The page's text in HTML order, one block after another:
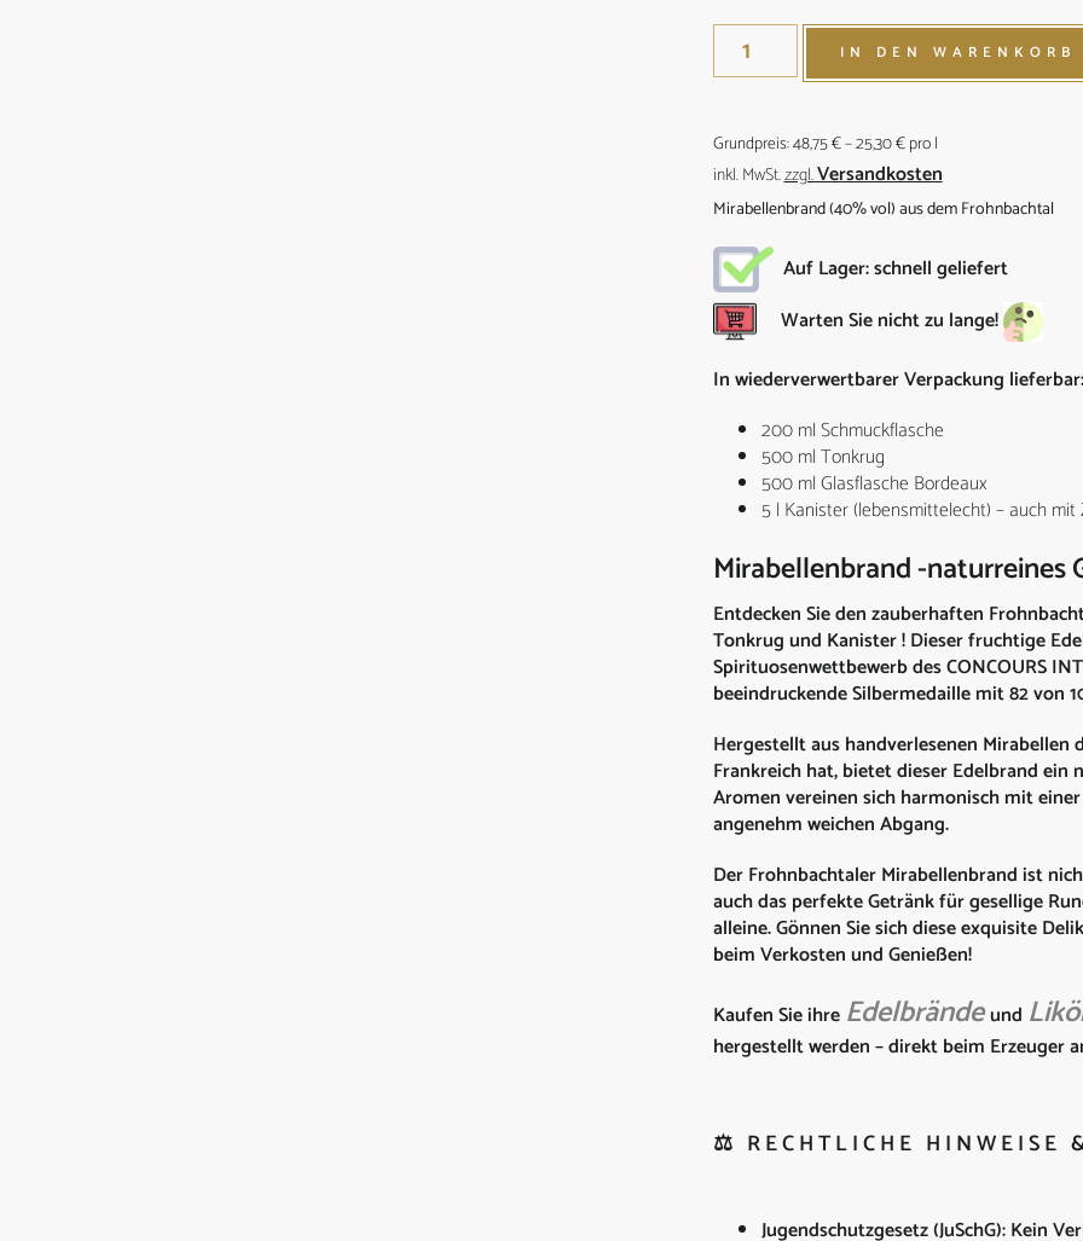
IN DEN WARENKORB
Grundpreis:48,75€–25,30€prol
inkl. MwSt.zzgl.Versandkosten
Mirabellenbrand (40% vol) aus dem Frohnbachtal
Auf Lager: schnell geliefert
Warten Sie nicht zu lange!
In wiederverwertbarer Verpackung lieferbar:
200 ml Schmuckflasche
500 ml Tonkrug
500 ml Glasflasche Bordeaux
5 l Kanister (lebensmittelecht) – auch mit
Mirabellenbrand -naturreines
Entdecken Sie den zauberhaften
Tonkrug und Kanister ! Dieser fruchtige
Spirituosenwettbewerb des CONCOURS
beeindruckende Silbermedaille mit 82 von
Hergestellt aus handverlesenen Mirabellen
Frankreich hat, bietet dieser Edelbrand ein
Aromen vereinen sich harmonisch mit
angenehm weichen Abgang.
Der Frohnbachtaler Mirabellenbrand ist
auch das perfekte Getränk für gesellige
alleine. Gönnen Sie sich diese exquisite
beim Verkosten und Genießen!
Kaufen Sie ihre Edelbrändeund
hergestellt werden – direkt beim Erzeuger
⚖️ RECHTLICHE HINWEISE
Jugendschutzgesetz (JuSchG): Kein